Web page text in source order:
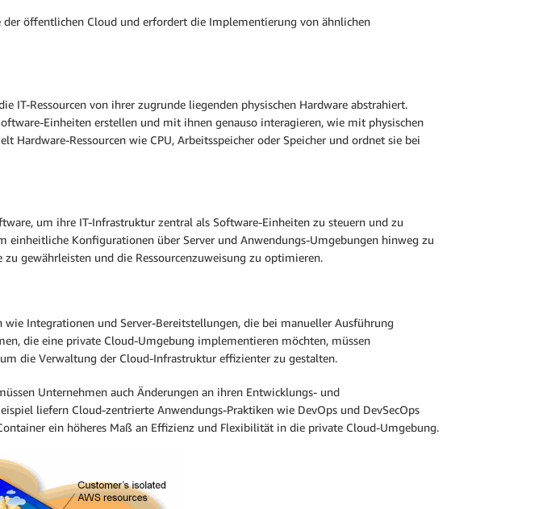
öffentlichen Cloud und erfordert die Implementierung von ähnlichen
IT-Ressourcen von ihrer zugrunde liegenden physischen Hardware abstrahiert.
Einheiten erstellen und mit ihnen genauso interagieren, wie mit physischen
Hardware-Ressourcen wie CPU, Arbeitsspeicher oder Speicher und ordnet sie bei
um ihre IT-Infrastruktur zentral als Software-Einheiten zu steuern und zu
einheitliche Konfigurationen über Server und Anwendungs-Umgebungen hinweg zu
gewährleisten und die Ressourcenzuweisung zu optimieren.
Integrationen und Server-Bereitstellungen, die bei manueller Ausführung
die eine private Cloud-Umgebung implementieren möchten, müssen
die Verwaltung der Cloud-Infrastruktur effizienter zu gestalten.
Unternehmen auch Änderungen an ihren Entwicklungs- und
liefern Cloud-zentrierte Anwendungs-Praktiken wie DevOps und DevSecOps
ein höheres Maß an Effizienz und Flexibilität in die private Cloud-Umgebung.